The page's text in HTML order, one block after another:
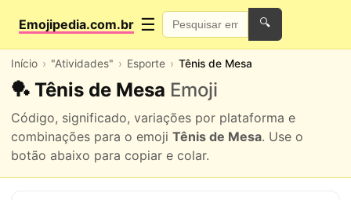
Emojipedia.com.br ☰ 🔍
Início "Atividades" Esporte Tênis de Mesa
🏓 Tênis de Mesa Emoji
Código, significado, variações por plataforma e
combinações para o emoji Tênis de Mesa. Use o
botão abaixo para copiar e colar.